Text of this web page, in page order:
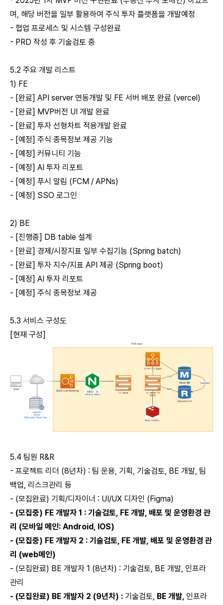
며, 해당 버전을 일부 활용하여 주식 투자 플랫폼을 개발예정
- 협업 프로세스 및 시스템 구성완료
- PRD 작성 후 기술검토 중
5.2 주요 개발 리스트
1) FE
- [완료] API server 연동개발 및 FE 서버 배포 완료 (vercel)
- [완료] MVP버전 UI 개발 완료
- [완료] 투자 선형차트 적용개발 완료
- [예정] 주식 종목정보 제공 기능
- [예정] 커뮤니티 기능
- [예정] AI 투자 리포트
- [예정] 푸시 알림 (FCM / APNs)
- [예정] SSO 로그인
2) BE
- [진행중] DB table 설계
- [완료] 경제/시장지표 일부 수집기능 (Spring batch)
- [완료] 투자 지수/지표 API 제공 (Spring boot)
- [예정] AI 투자 리포트
- [예정] 주식 종목정보 제공
5.3 서비스 구성도
[현재 구성]
5.4 팀원 R&R
- 프로젝트 리더 (8년차) : 팀 운용, 기획, 기술검토, BE 개발, 팀
백업, 리스크관리 등
- (모집완료) 기획/디자이너 : UI/UX 디자인 (Figma)
- (모집중) FE 개발자 1 : 기술검토, FE 개발, 배포 및 운영환경 관
리 (모바일 메인: Android, IOS)
- (모집중) FE 개발자 2 : 기술검토, FE 개발, 배포 및 운영환경 관
리 (web메인)
- (모집완료) BE 개발자 1 (8년차) : 기술검토, BE 개발, 인프라
관리
- (모집완료) BE 개발자 2 (9년차) : 기술검토, BE 개발, 인프라